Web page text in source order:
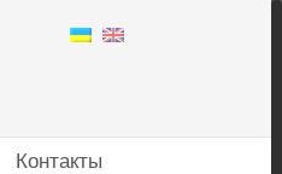
Контакты